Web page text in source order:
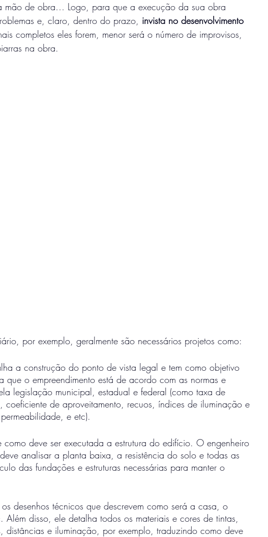
mão de obra… Logo, para que a execução da sua obra
e, claro, dentro do prazo, invista no desenvolvimento
completos eles forem, menor será o número de improvisos,
na obra.
por exemplo, geralmente são necessários projetos como:
a construção do ponto de vista legal e tem como objetivo
que o empreendimento está de acordo com as normas e
legislação municipal, estadual e federal (como taxa de
de aproveitamento, recuos, índices de iluminação e
e etc).
como deve ser executada a estrutura do edifício. O engenheiro
analisar a planta baixa, a resistência do solo e todas as
das fundações e estruturas necessárias para manter o
desenhos técnicos que descrevem como será a casa, o
disso, ele detalha todos os materiais e cores de tintas,
distâncias e iluminação, por exemplo, traduzindo como deve